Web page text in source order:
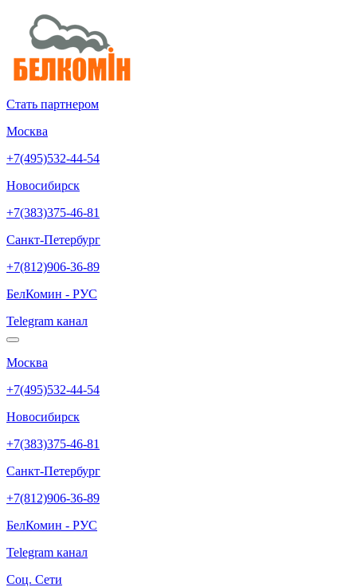
Стать партнером
Москва
+7(495)532-44-54
Новосибирск
+7(383)375-46-81
Санкт-Петербург
+7(812)906-36-89
БелКомин - РУС
Telegram канал
Москва
+7(495)532-44-54
Новосибирск
+7(383)375-46-81
Санкт-Петербург
+7(812)906-36-89
БелКомин - РУС
Telegram канал
Соц. Сети